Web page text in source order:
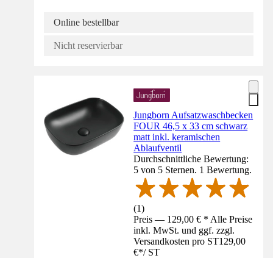
Online bestellbar
Nicht reservierbar
Jungborn Aufsatzwaschbecken
FOUR 46,5 x 33 cm schwarz
matt inkl. keramischen
Ablaufventil
Durchschnittliche Bewertung:
5 von 5 Sternen. 1 Bewertung.
(1)
Preis — 129,00 € * Alle Preise
inkl. MwSt. und ggf. zzgl.
Versandkosten pro ST129,00
€*/ ST